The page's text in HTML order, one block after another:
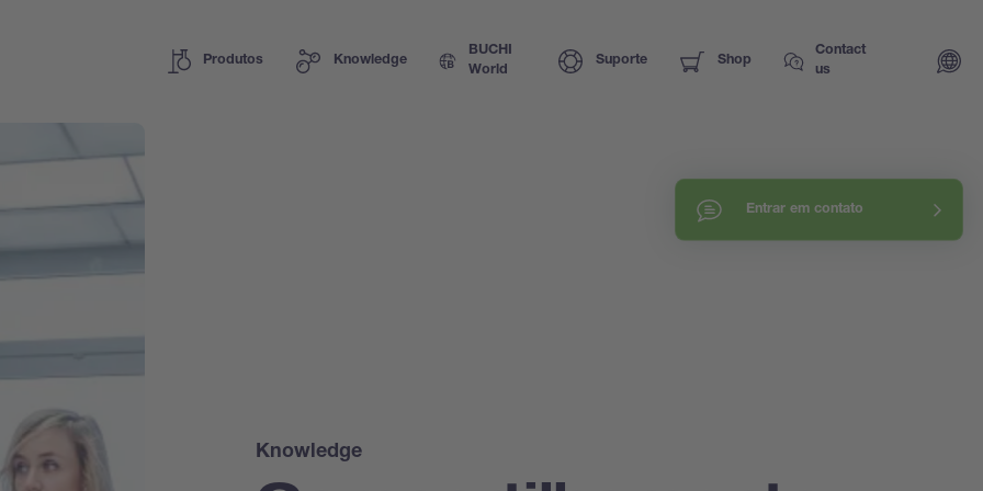
Produtos Knowledge
BUCHI
World
Suporte Shop
Contact
us
Entrar em contato
Knowledge